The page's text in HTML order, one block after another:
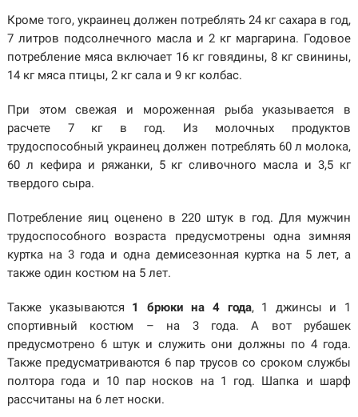
Кроме того, украинец должен потреблять 24 кг сахара в год,
7 литров подсолнечного масла и 2 кг маргарина. Годовое
потребление мяса включает 16 кг говядины, 8 кг свинины,
14 кг мяса птицы, 2 кг сала и 9 кг колбас.
При этом свежая и мороженная рыба указывается в
расчете 7 кг в год. Из молочных продуктов
трудоспособный украинец должен потреблять 60 л молока,
60 л кефира и ряжанки, 5 кг сливочного масла и 3,5 кг
твердого сыра.
Потребление яиц оценено в 220 штук в год. Для мужчин
трудоспособного возраста предусмотрены одна зимняя
куртка на 3 года и одна демисезонная куртка на 5 лет, а
также один костюм на 5 лет.
Также указываются 1 брюки на 4 года, 1 джинсы и 1
спортивный костюм – на 3 года. А вот рубашек
предусмотрено 6 штук и служить они должны по 4 года.
Также предусматриваются 6 пар трусов со сроком службы
полтора года и 10 пар носков на 1 год. Шапка и шарф
рассчитаны на 6 лет носки.